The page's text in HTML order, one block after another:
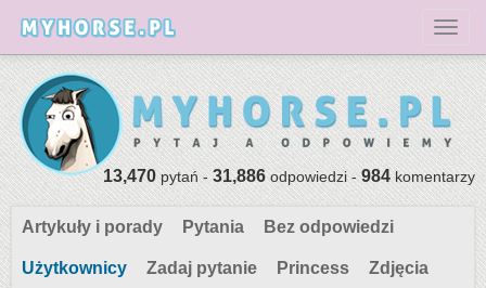
13,470pytań -31,886odpowiedzi -984komentarzy
Artykuły i porady Pytania Bez odpowiedzi
Użytkownicy Zadaj pytanie Princess Zdjęcia